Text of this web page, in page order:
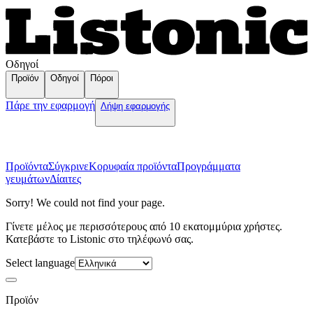
Οδηγοί
Προϊόν Οδηγοί Πόροι
Πάρε την εφαρμογή Λήψη εφαρμογής
ΠροϊόνταΣύγκρινεΚορυφαία προϊόνταПρογράμματα
γευμάτωνΔίαιτες
Sorry! We could not find your page.
Γίνετε μέλος με περισσότερους από 10 εκατομμύρια χρήστες.
Κατεβάστε το Listonic στο τηλέφωνό σας.
Select language
Προϊόν